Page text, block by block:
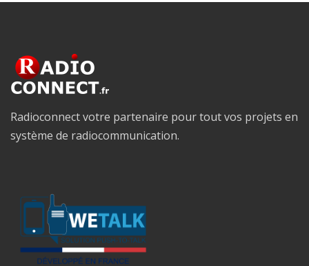
Radioconnect votre partenaire pour tout vos projets en
système de radiocommunication.